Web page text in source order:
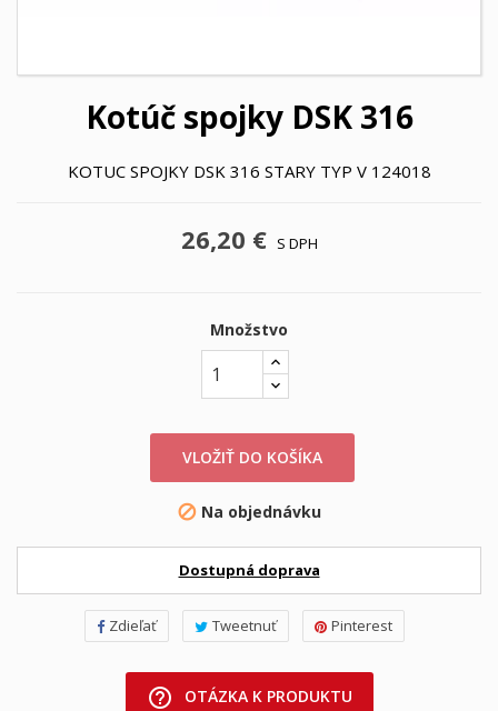
Kotúč spojky DSK 316
KOTUC SPOJKY DSK 316 STARY TYP V 124018
26,20 € S DPH
Množstvo
VLOŽIŤ DO KOŠÍKA
 Na objednávku
Dostupná doprava
Zdieľať Tweetnuť Pinterest
help_outline OTÁZKA K PRODUKTU